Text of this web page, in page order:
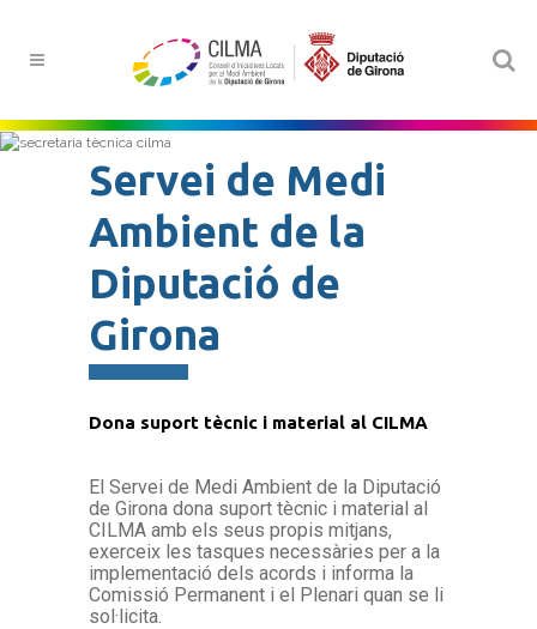
Servei de Medi
Ambient de la
Diputació de
Girona
Dona suport tècnic i material al CILMA
El Servei de Medi Ambient de la Diputació
de Girona dona suport tècnic i material al
CILMA amb els seus propis mitjans,
exerceix les tasques necessàries per a la
implementació dels acords i informa la
Comissió Permanent i el Plenari quan se li
sol·licita.